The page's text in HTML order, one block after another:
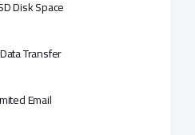
Disk Space
Transfer
Email